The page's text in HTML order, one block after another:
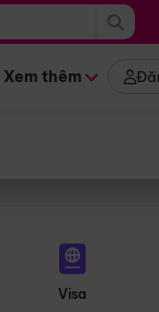
Xem thêm
Visa